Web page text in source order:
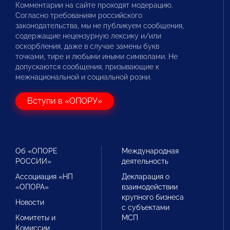
Комментарии на сайте проходят модерацию.
Согласно требованиям российского
законодательства, мы не публикуем сообщения,
содержащие нецензурную лексику и/или
оскорбления, даже в случае замены букв
точками, тире и любыми иными символами. Не
допускаются сообщения, призывающие к
межнациональной и социальной розни.
Вступи в «ОПОРУ»
Об «ОПОРЕ
РОССИИ»
Ассоциация «НП
«ОПОРА»
Новости
Комитеты и
Комиссии
Международная
деятельность
Декларация о
взаимодействии
крупного бизнеса
с субъектами
МСП